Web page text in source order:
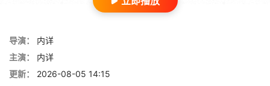
导演：
内详
主演：
内详
更新：
2026-08-05 14:15